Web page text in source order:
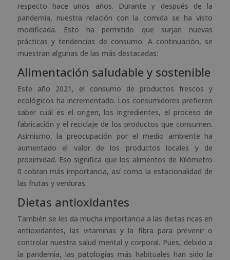
respecto hace unos años. Durante y después de la
pandemia, nuestra relación con la comida se ha visto
modificada. Esto ha permitido que surjan nuevas
prácticas y tendencias de consumo. A continuación, se
muestran algunas de las más destacadas:
Alimentación saludable y sostenible
Este año 2021, el consumo de productos frescos y
ecológicos ha incrementado. Los consumidores prefieren
saber cuál es el origen, los ingredientes, el proceso de
fabricación y el reciclaje de los productos que consumen.
Asimismo, la preocupación por el medio ambiente ha
aumentado el valor de los productos locales y de
proximidad. Eso significa que los alimentos de Kilómetro
0 cobran más importancia, así como la estacionalidad de
las frutas y verduras.
Dietas antioxidantes
También se les da mucha importancia a las dietas ricas en
antioxidantes, las vitaminas y la fibra para prevenir o
controlar nuestra salud mental y corporal. Pues, debido a
la pandemia, las patologías más habituales han sido la